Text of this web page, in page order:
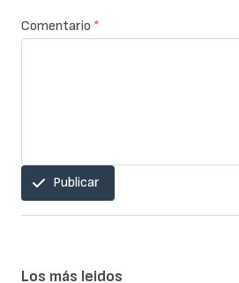
Comentario *
Publicar
Los más leidos